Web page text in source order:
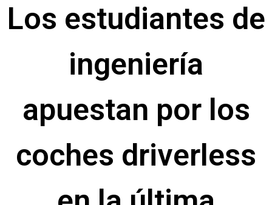
Los estudiantes de
ingeniería
apuestan por los
coches driverless